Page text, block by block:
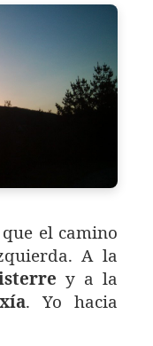
el camino
A la
y a la
. Yo hacia